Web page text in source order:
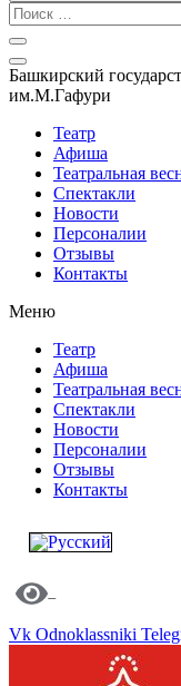
Башкирский
им.М.Гафури
Театр
Афиша
Театральная
Спектакли
Новости
Персоналии
Отзывы
Контакты
Меню
Театр
Афиша
Театральная
Спектакли
Новости
Персоналии
Отзывы
Контакты
Vk Odnoklassniki